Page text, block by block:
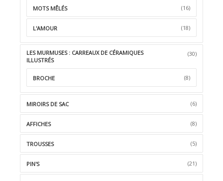
MOTS MÊLÉS (16)
L'AMOUR (18)
LES MURMUSES : CARREAUX DE CÉRAMIQUES
ILLUSTRÉS
(30)
BROCHE (8)
MIROIRS DE SAC (6)
AFFICHES (8)
TROUSSES (5)
PIN'S (21)